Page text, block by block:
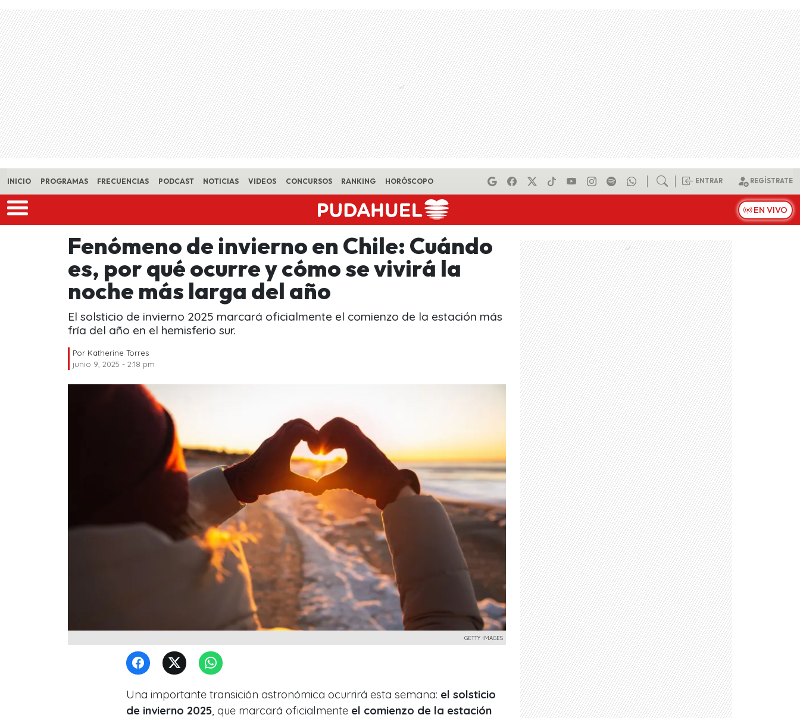
Skip to main content
INICIO PROGRAMAS FRECUENCIAS PODCAST NOTICIAS VIDEOS CONCURSOS RANKING HORÓSCOPO ENTRAR REGÍSTRATE
EN VIVO
Fenómeno de invierno en Chile: Cuándo
es, por qué ocurre y cómo se vivirá la
noche más larga del año
El solsticio de invierno 2025 marcará oficialmente el comienzo de la estación más
fría del año en el hemisferio sur.
Por Katherine Torres
junio 9, 2025 - 2:18 pm
GETTY IMAGES
Una importante transición astronómica ocurrirá esta semana: el solsticio
de invierno 2025 , que marcará oficialmente el comienzo de la estación